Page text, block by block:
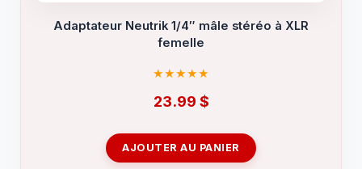
Adaptateur Neutrik 1/4″ mâle stéréo à XLR
femelle
23.99 $
AJOUTER AU PANIER